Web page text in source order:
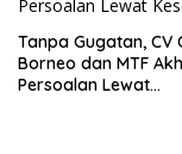
Tanpa Gugatan, CV
Borneo dan MTF
Persoalan Lewat